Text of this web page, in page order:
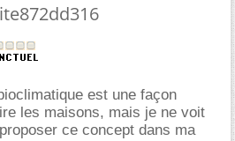
est une façon
les maisons, mais je ne voit
ce concept dans ma